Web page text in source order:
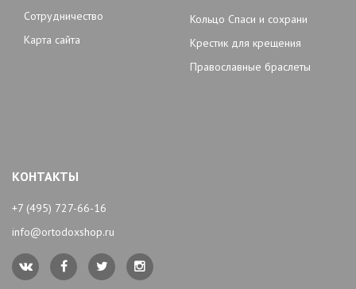
Сотрудничество
Карта сайта
Кольцо Спаси и сохрани
Крестик для крещения
Православные браслеты
КОНТАКТЫ
+7 (495) 727-66-16
info@ortodoxshop.ru